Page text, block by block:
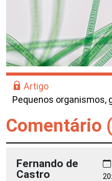
Artigo
Pequenos organismos,
Comentário
Fernando de
Castro